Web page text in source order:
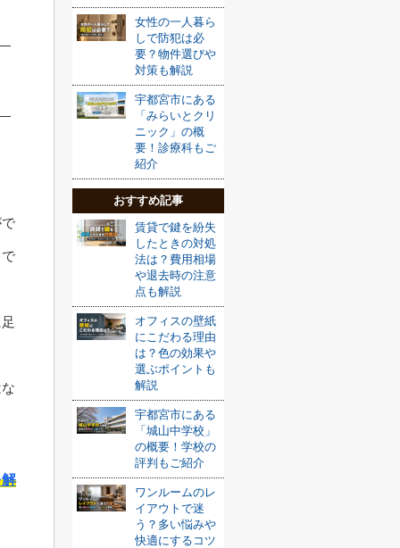
女性の一人暮ら
しで防犯は必
要？物件選びや
対策も解説
宇都宮市にある
「みらいとクリ
ニック」の概
要！診療科もご
紹介
おすすめ記事
賃貸で鍵を紛失
したときの対処
法は？費用相場
や退去時の注意
点も解説
オフィスの壁紙
にこだわる理由
は？色の効果や
選ぶポイントも
解説
宇都宮市にある
「城山中学校」
の概要！学校の
評判もご紹介
ワンルームのレ
イアウトで迷
う？多い悩みや
快適にするコツ